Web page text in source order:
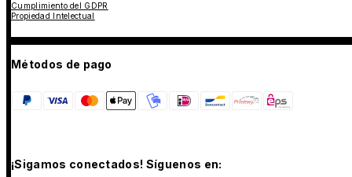
Cumplimiento del GDPR
Propiedad Intelectual
Métodos de pago
¡Sigamos conectados! Síguenos en: